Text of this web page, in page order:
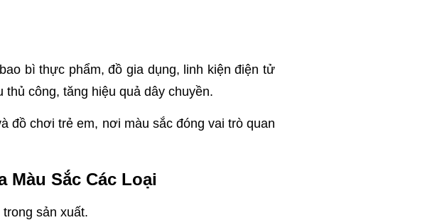
bì thực phẩm, đồ gia dụng, linh kiện điện tử
công, tăng hiệu quả dây chuyền.
đồ chơi trẻ em, nơi màu sắc đóng vai trò quan
Màu Sắc Các Loại
sản xuất.